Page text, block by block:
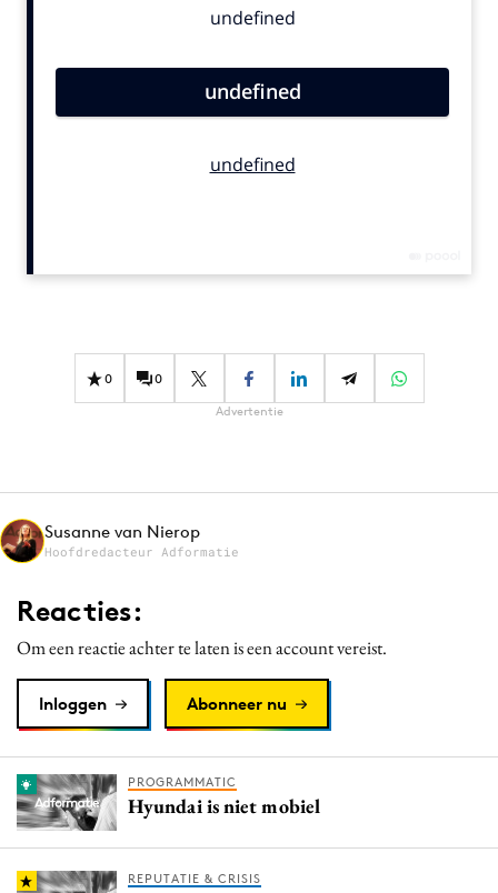
Contentmarketing
Effectiviteit
Gedragsverandering
Martech
Media
Merkstrategie
Programmatic
Purpose Marketing
Reputatie & crisis
0 0
Advertentie
Susanne van Nierop
Hoofdredacteur Adformatie
Reacties:
Om een reactie achter te laten is een account vereist.
Inloggen Abonneer nu
PROGRAMMATIC
Hyundai is niet mobiel
REPUTATIE & CRISIS